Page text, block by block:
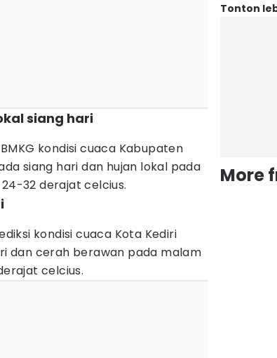
siang hari
kondisi cuaca Kabupaten
siang hari dan hujan lokal pada
32 derajat celcius.
kondisi cuaca Kota Kediri
dan cerah berawan pada malam
celcius.
Tonton
More